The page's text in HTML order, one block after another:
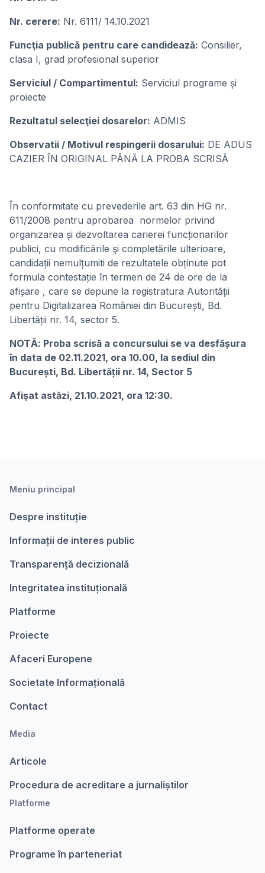
Nr. cerere: Nr. 6111/ 14.10.2021
Funcţia publicǎ pentru care candideazǎ: Consilier,
clasa I, grad profesional superior
Serviciul / Compartimentul: Serviciul programe și
proiecte
Rezultatul selecţiei dosarelor: ADMIS
Observatii / Motivul respingerii dosarului: DE ADUS
CAZIER ÎN ORIGINAL PÂNĂ LA PROBA SCRISĂ
În conformitate cu prevederile art. 63 din HG nr.
611/2008 pentru aprobarea normelor privind
organizarea și dezvoltarea carierei funcționarilor
publici, cu modificările şi completările ulterioare,
candidații nemulțumiti de rezultatele obținute pot
formula contestație în termen de 24 de ore de la
afișare , care se depune la registratura Autorității
pentru Digitalizarea României din București, Bd.
Libertății nr. 14, sector 5.
NOTĂ: Proba scrisă a concursului se va desfășura
în data de 02.11.2021, ora 10.00, la sediul din
București, Bd. Libertății nr. 14, Sector 5
Afişat astăzi, 21.10.2021, ora 12:30.
Meniu principal
Despre instituție
Informații de interes public
Transparență decizională
Integritatea instituțională
Platforme
Proiecte
Afaceri Europene
Societate Informațională
Contact
Media
Articole
Procedura de acreditare a jurnaliștilor
Platforme
Platforme operate
Programe în parteneriat